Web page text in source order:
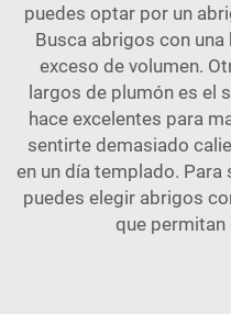
puedes optar por un
Busca abrigos con
exceso de volumen.
largos de plumón es el
hace excelentes para
sentirte demasiado
en un día templado.
puedes elegir abrigos
que permitan